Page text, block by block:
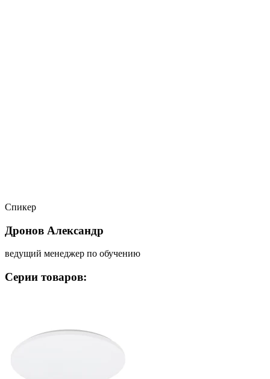
Спикер
Дронов Александр
ведущий менеджер по обучению
Серии товаров: